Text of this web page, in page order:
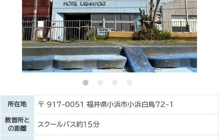
所在地 〒 917-0051 福井県小浜市小浜白鳥72-1
教習所と
の距離
スクールバス約１５分